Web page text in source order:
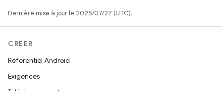
Dernière mise à jour le 2025/07/27 (UTC).
CRÉER
Référentiel Android
Exigences